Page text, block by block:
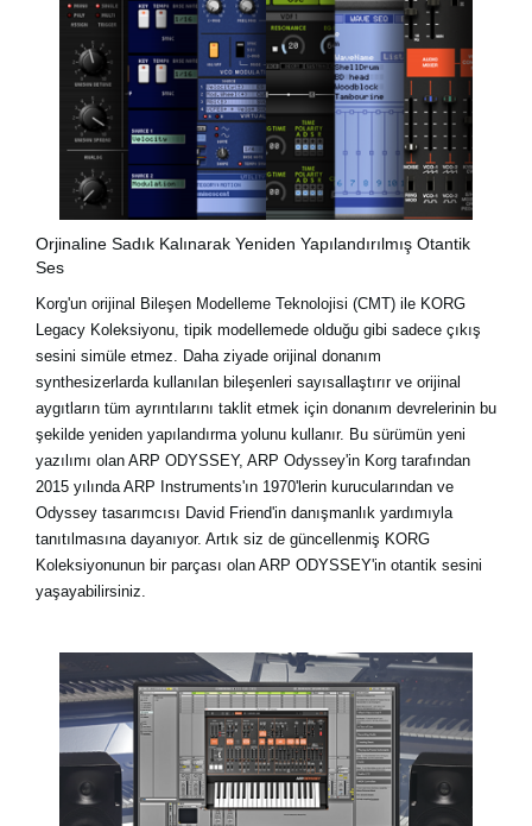
Orjinaline Sadık Kalınarak Yeniden Yapılandırılmış Otantik
Ses
Korg'un orijinal Bileşen Modelleme Teknolojisi (CMT) ile KORG
Legacy Koleksiyonu, tipik modellemede olduğu gibi sadece çıkış
sesini simüle etmez. Daha ziyade orijinal donanım
synthesizerlarda kullanılan bileşenleri sayısallaştırır ve orijinal
aygıtların tüm ayrıntılarını taklit etmek için donanım devrelerinin bu
şekilde yeniden yapılandırma yolunu kullanır. Bu sürümün yeni
yazılımı olan ARP ODYSSEY, ARP Odyssey'in Korg tarafından
2015 yılında ARP Instruments'ın 1970'lerin kurucularından ve
Odyssey tasarımcısı David Friend'in danışmanlık yardımıyla
tanıtılmasına dayanıyor. Artık siz de güncellenmiş KORG
Koleksiyonunun bir parçası olan ARP ODYSSEY'in otantik sesini
yaşayabilirsiniz.